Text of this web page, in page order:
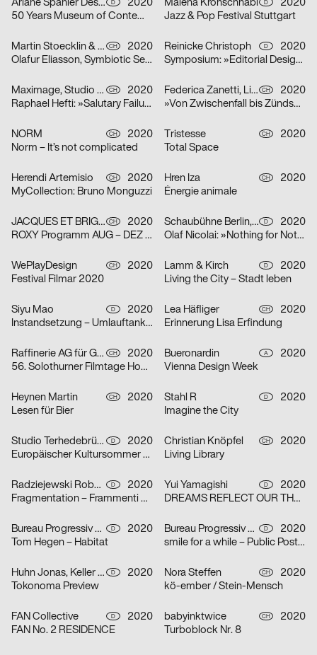
Ariane Spanier Design D
2020
50 Years Museum of Contemporary Art Skopje
Malena Kronschnabl D
2020
Jazz & Pop Festival Stuttgart
Martin Stoecklin & Melina Wilson CH
2020
Olafur Eliasson, Symbiotic Seeing, Kunsthaus Zürich
Reinicke Christoph D
2020
Symposium: »Editorial Design Now«
Maximage, Studio Raphael Hefti CH
2020
Raphael Hefti: »Salutary Failures«
Federica Zanetti, Linggi Annina CH
2020
»Von Zwischenfall bis Zündschnur« – Sammlungsausstellung der Hochschule Luzern – Design & Kunst
NORM CH
2020
Norm – It’s not complicated
Tristesse CH
2020
Total Space
Herendi Artemisio CH
2020
MyCollection: Bruno Monguzzi
Hren Iza CH
2020
Énergie animale
JACQUES ET BRIGITTE CH
2020
ROXY Programm AUG – DEZ 2020
Schaubühne Berlin, Olaf Nicolai D
2020
Olaf Nicolai: »Nothing for Nothing/Try again«
WePlayDesign CH
2020
Festival Filmar 2020
Lamm & Kirch D
2020
Living the City – Stadt leben
Siyu Mao D
2020
Instandsetzung – Umlauftank 2
Lea Häfliger CH
2020
Erinnerung Lisa Erfindung
Raffinerie AG für Gestaltung CH
2020
56. Solothurner Filmtage Home Edition
Bueronardin A
2020
Vienna Design Week
Heynen Martin CH
2020
Lesen für Bier
Stahl R D
2020
Imagine the City
Studio Terhedebrügge D
2020
Europäischer Kultursommer Fellbach
Christian Knöpfel CH
2020
Living Library
Radziejewski Robert D
2020
Fragmentation – Frammenti di Due
Yui Yamagishi D
2020
DREAMS REFLECT OUR THOUGHTS
Bureau Progressiv visuelle Kommunikation D
2020
Tom Hegen – Habitat
Bureau Progressiv visuelle Kommunikation D
2020
smile for a while – Public Poster Gallery Reloaded
Huhn Jonas, Keller Dominik D
2020
Tokonoma Preview
Nora Steffen CH
2020
kö-ember / Stein-Mensch
FAN Collective D
2020
FAN No. 2 RESIDENCE
babyinktwice CH
2020
Turboblock Nr. 8